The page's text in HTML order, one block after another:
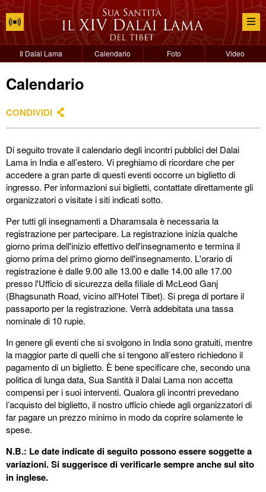
Il Dalai Lama Calendario Foto Video
Calendario
CONDIVIDI
Di seguito trovate il calendario degli incontri pubblici del Dalai
Lama in India e all’estero. Vi preghiamo di ricordare che per
accedere a gran parte di questi eventi occorre un biglietto di
ingresso. Per informazioni sui biglietti, contattate direttamente gli
organizzatori o visitate i siti indicati sotto.
Per tutti gli insegnamenti a Dharamsala è necessaria la
registrazione per partecipare. La registrazione inizia qualche
giorno prima dell'inizio effettivo dell'insegnamento e termina il
giorno prima del primo giorno dell'insegnamento. L'orario di
registrazione è dalle 9.00 alle 13.00 e dalle 14.00 alle 17.00
presso l'Ufficio di sicurezza della filiale di McLeod Ganj
(Bhagsunath Road, vicino all'Hotel Tibet). Si prega di portare il
passaporto per la registrazione. Verrà addebitata una tassa
nominale di 10 rupie.
In genere gli eventi che si svolgono in India sono gratuiti, mentre
la maggior parte di quelli che si tengono all’estero richiedono il
pagamento di un biglietto. È bene specificare che, secondo una
politica di lunga data, Sua Santità il Dalai Lama non accetta
compensi per i suoi interventi. Qualora gli incontri prevedano
l’acquisto del biglietto, il nostro ufficio chiede agli organizzatori di
far pagare un prezzo minimo in modo da coprire solamente le
spese.
N.B.: Le date indicate di seguito possono essere soggette a
variazioni. Si suggerisce di verificarle sempre anche sul sito
in inglese.